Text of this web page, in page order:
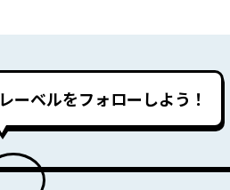
レーベルをフォローしよう！